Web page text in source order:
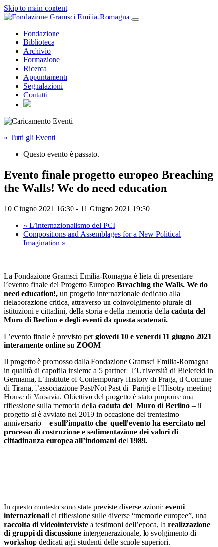
Skip to main content
Fondazione
Biblioteca
Archivio
Formazione
Ricerca
Appuntamenti
Segnalazioni
Contatti
« Tutti gli Eventi
Questo evento è passato.
Evento finale progetto europeo Breaching
the Walls! We do need education
10 Giugno 2021 16:30 - 11 Giugno 2021 19:30
« L’internazionalismo del PCI
Compositions and Assemblages for a New Political
Imagination »
La Fondazione Gramsci Emilia-Romagna è lieta di presentare
l’evento finale del Progetto Europeo Breaching the Walls. We do
need education!, un progetto internazionale dedicato alla
rielaborazione critica, attraverso un coinvolgimento plurale di
istituzioni e cittadini, della storia e della memoria della caduta del
Muro di Berlino e degli eventi da questa scatenati.
L’evento finale è previsto pergiovedì 10 e venerdì 11 giugno 2021
interamente online su ZOOM
Il progetto è promosso dalla Fondazione Gramsci Emilia‐Romagna
in qualità di capofila insieme a 5 partner: l’Università di Bielefeld in
Germania, L’Institute of Contemporary History di Praga, il Comune
di Tirana, l’associazione Past/Not Past di Parigi e l’Hisotry meeting
House di Varsavia. Obiettivo del progetto è stato proporre una
riflessione sulla memoria della caduta del Muro di Berlino – il
progetto si è avviato nel 2019 in occasione del trentesimo
anniversario – e sull’impatto che quell’evento ha esercitato nel
processo di costruzione e sedimentazione dei valori di
cittadinanza europea all’indomani del 1989.
In questo contesto sono state previste diverse azioni: eventi
internazionali di riflessione sulle diverse “memorie europee”, una
raccolta di videointerviste a testimoni dell’epoca, la realizzazione
di gruppi di discussione intergenerazionale, lo svolgimento di
workshop dedicati agli studenti delle scuole superiori.